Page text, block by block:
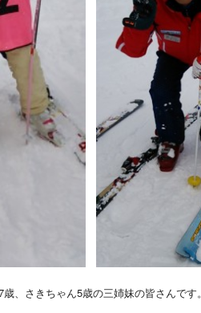
、さきちゃん5歳の三姉妹の皆さんです。